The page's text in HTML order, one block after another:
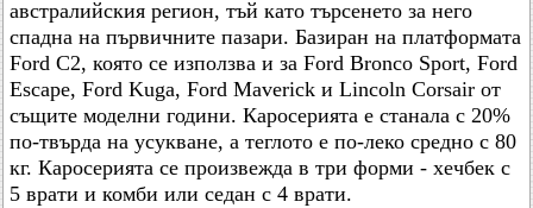
австралийския регион, тъй като търсенето за него
спадна на първичните пазари. Базиран на платформата
Ford C2, която се използва и за Ford Bronco Sport, Ford
Escape, Ford Kuga, Ford Maverick и Lincoln Corsair от
същите моделни години. Каросерията е станала с 20%
по-твърда на усукване, а теглото е по-леко средно с 80
кг. Каросерията се произвежда в три форми - хечбек с
5 врати и комби или седан с 4 врати.